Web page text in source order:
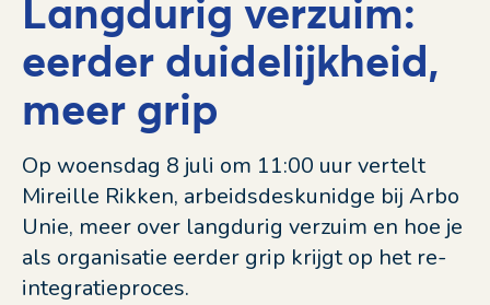
Langdurig verzuim:
eerder duidelijkheid,
meer grip
Op woensdag 8 juli om 11:00 uur vertelt
Mireille Rikken, arbeidsdeskunidge bij Arbo
Unie, meer over langdurig verzuim en hoe je
als organisatie eerder grip krijgt op het re-
integratieproces.